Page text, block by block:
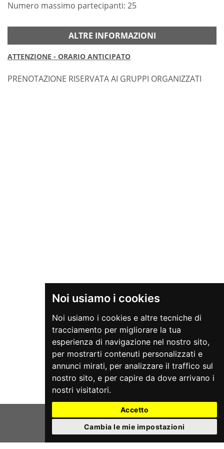
Noi usiamo i cookies
Noi usiamo i cookies e altre tecniche di
tracciamento per migliorare la tua
esperienza di navigazione nel nostro sito,
per mostrarti contenuti personalizzati e
annunci mirati, per analizzare il traffico sul
nostro sito, e per capire da dove arrivano i
nostri visitatori.
Accetto
Cambia le mie impostazioni
Numero massimo partecipanti: 25
ALTRE INFORMAZIONI
ATTENZIONE - ORARIO ANTICIPATO
PRENOTAZIONE RISERVATA AI GRUPPI ORGANIZZATI